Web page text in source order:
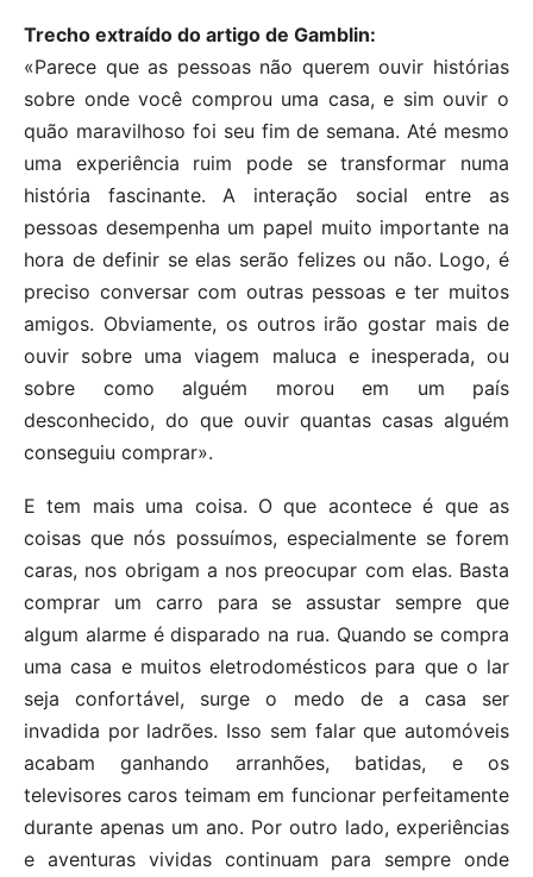
Trecho extraído do artigo de Gamblin:
«Parece que as pessoas não querem ouvir histórias
sobre onde você comprou uma casa, e sim ouvir o
quão maravilhoso foi seu fim de semana. Até mesmo
uma experiência ruim pode se transformar numa
história fascinante. A interação social entre as
pessoas desempenha um papel muito importante na
hora de definir se elas serão felizes ou não. Logo, é
preciso conversar com outras pessoas e ter muitos
amigos. Obviamente, os outros irão gostar mais de
ouvir sobre uma viagem maluca e inesperada, ou
sobre como alguém morou em um país
desconhecido, do que ouvir quantas casas alguém
conseguiu comprar».
E tem mais uma coisa. O que acontece é que as
coisas que nós possuímos, especialmente se forem
caras, nos obrigam a nos preocupar com elas. Basta
comprar um carro para se assustar sempre que
algum alarme é disparado na rua. Quando se compra
uma casa e muitos eletrodomésticos para que o lar
seja confortável, surge o medo de a casa ser
invadida por ladrões. Isso sem falar que automóveis
acabam ganhando arranhões, batidas, e os
televisores caros teimam em funcionar perfeitamente
durante apenas um ano. Por outro lado, experiências
e aventuras vividas continuam para sempre onde